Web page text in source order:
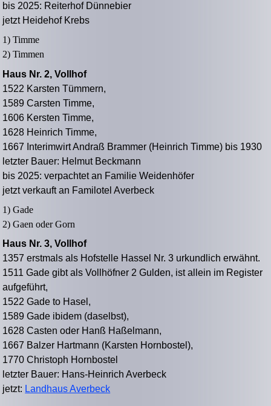
bis 2025: Reiterhof Dünnebier
jetzt Heidehof Krebs
1) Timme
2) Timmen
Haus Nr. 2, Vollhof
1522 Karsten Tümmern,
1589 Carsten Timme,
1606 Kersten Timme,
1628 Heinrich Timme,
1667 Interimwirt Andraß Brammer (Heinrich Timme) bis 1930
letzter Bauer: Helmut Beckmann
bis 2025: verpachtet an Familie Weidenhöfer
jetzt verkauft an Familotel Averbeck
1) Gade
2) Gaen oder Gorn
Haus Nr. 3, Vollhof
1357 erstmals als Hofstelle Hassel Nr. 3 urkundlich erwähnt.
1511 Gade gibt als Vollhöfner 2 Gulden, ist allein im Register
aufgeführt,
1522 Gade to Hasel,
1589 Gade ibidem (daselbst),
1628 Casten oder Hanß Haßelmann,
1667 Balzer Hartmann (Karsten Hornbostel),
1770 Christoph Hornbostel
letzter Bauer: Hans-Heinrich Averbeck
jetzt: Landhaus Averbeck